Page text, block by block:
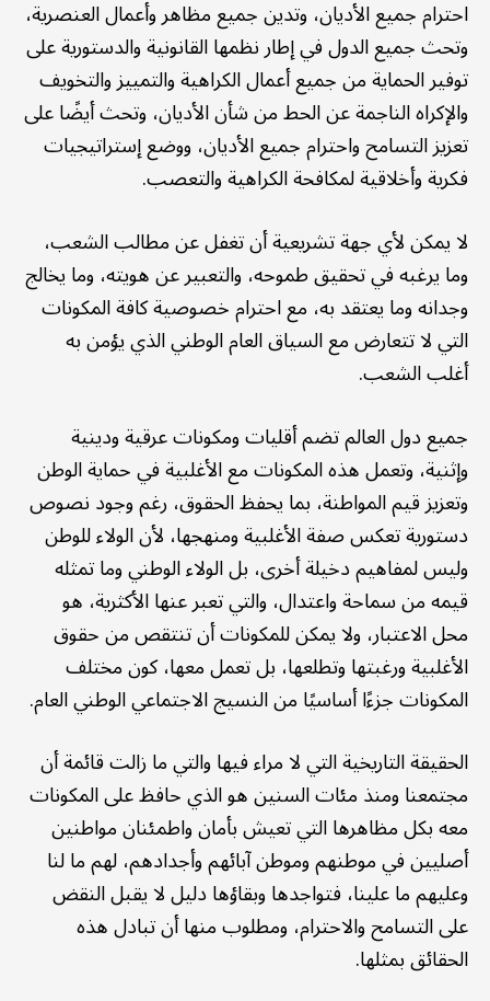
احترام جميع الأديان، وتدين جميع مظاهر وأعمال العنصرية،
وتحث جميع الدول في إطار نظمها القانونية والدستورية على
توفير الحماية من جميع أعمال الكراهية والتمييز والتخويف
والإكراه الناجمة عن الحط من شأن الأديان، وتحث أيضًا على
تعزيز التسامح واحترام جميع الأديان، ووضع إستراتيجيات
فكرية وأخلاقية لمكافحة الكراهية والتعصب.
لا يمكن لأي جهة تشريعية أن تغفل عن مطالب الشعب،
وما يرغبه في تحقيق طموحه، والتعبير عن هويته، وما يخالج
وجدانه وما يعتقد به، مع احترام خصوصية كافة المكونات
التي لا تتعارض مع السياق العام الوطني الذي يؤمن به
أغلب الشعب.
جميع دول العالم تضم أقليات ومكونات عرقية ودينية
وإثنية، وتعمل هذه المكونات مع الأغلبية في حماية الوطن
وتعزيز قيم المواطنة، بما يحفظ الحقوق، رغم وجود نصوص
دستورية تعكس صفة الأغلبية ومنهجها، لأن الولاء للوطن
وليس لمفاهيم دخيلة أخرى، بل الولاء الوطني وما تمثله
قيمه من سماحة واعتدال، والتي تعبر عنها الأكثرية، هو
محل الاعتبار، ولا يمكن للمكونات أن تنتقص من حقوق
الأغلبية ورغبتها وتطلعها، بل تعمل معها، كون مختلف
المكونات جزءًا أساسيًا من النسيج الاجتماعي الوطني العام.
الحقيقة التاريخية التي لا مراء فيها والتي ما زالت قائمة أن
مجتمعنا ومنذ مئات السنين هو الذي حافظ على المكونات
معه بكل مظاهرها التي تعيش بأمان واطمئنان مواطنين
أصليين في موطنهم وموطن آبائهم وأجدادهم، لهم ما لنا
وعليهم ما علينا، فتواجدها وبقاؤها دليل لا يقبل النقض
على التسامح والاحترام، ومطلوب منها أن تبادل هذه
الحقائق بمثلها.